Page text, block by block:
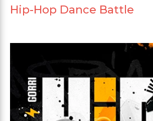
Hip-Hop Dance Battle